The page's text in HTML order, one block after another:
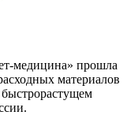
медицина» прошла
материалов
быстрорастущем